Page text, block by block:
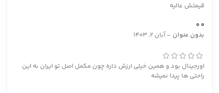
قیمتش عالیه
0
0
بدون عنوان –آبان 2, 1403
اورجینال بود و همین خیلی ارزش داره چون مکمل اصل تو ایران به این
راحتی ها پیدا نمیشه